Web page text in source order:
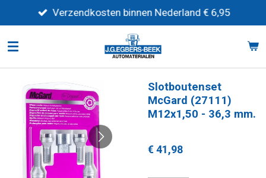
direct
naar
Verzendkosten binnen Nederland € 6,95
Slotboutenset
McGard (27111)
M12x1,50 - 36,3 mm.
€ 41,98